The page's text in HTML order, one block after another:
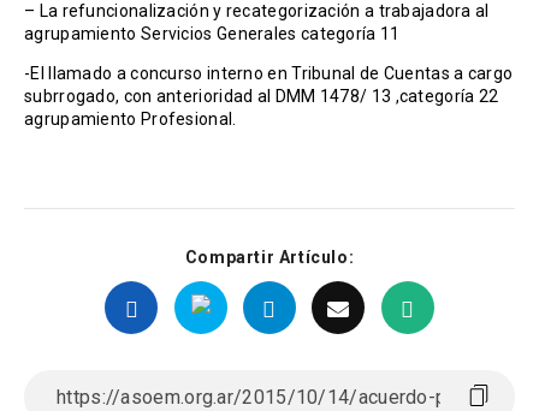
– La refuncionalización y recategorización a trabajadora al
agrupamiento Servicios Generales categoría 11
-El llamado a concurso interno en Tribunal de Cuentas a cargo
subrrogado, con anterioridad al DMM 1478/ 13 ,categoría 22
agrupamiento Profesional.
Compartir Artículo: